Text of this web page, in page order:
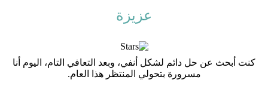
عزيزة
كنت أبحث عن حل دائم لشكل أنفي، وبعد التعافي التام، اليوم أنا
مسرورة بتحولي المنتظر هذا العام.